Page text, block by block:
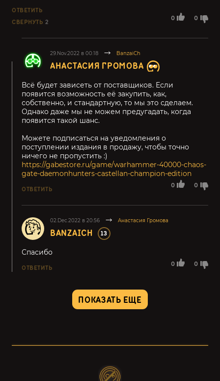
0 0
ОТВЕТИТЬ
СВЕРНУТЬ 2
29.Nov.2022 в 00:18 BanzaiCh
АНАСТАСИЯ ГРОМОВА
0 0
Всё будет зависеть от поставщиков. Если
появится возможность её закупить, как,
собственно, и стандартную, то мы это сделаем.
Однако даже мы не можем предугадать, когда
появится такой шанс.
Можете подписаться на уведомления о
поступлении издания в продажу, чтобы точно
ничего не пропустить :)
https://gabestore.ru/game/warhammer-40000-chaos-
gate-daemonhunters-castellan-champion-edition
ОТВЕТИТЬ
02.Dec.2022 в 20:56 Анастасия Громова
BANZAICH 13
0 0
Спасибо
ОТВЕТИТЬ
ПОКАЗАТЬ ЕЩЕ